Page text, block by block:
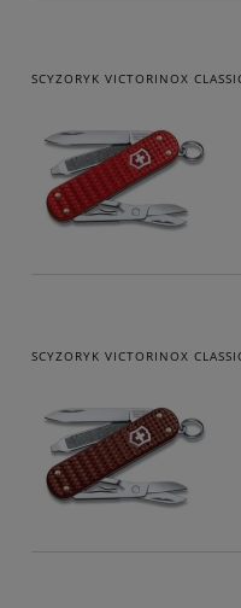
SCYZORYK VICTORINOX
SCYZORYK VICTORINOX